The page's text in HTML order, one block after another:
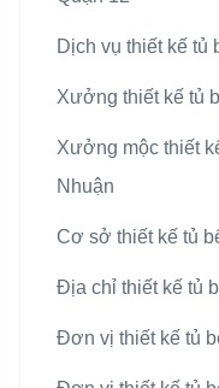
Dịch vụ thiết kế tủ
Xưởng thiết kế tủ
Xưởng mộc thiết
Nhuận
Cơ sở thiết kế tủ
Địa chỉ thiết kế tủ
Đơn vị thiết kế tủ